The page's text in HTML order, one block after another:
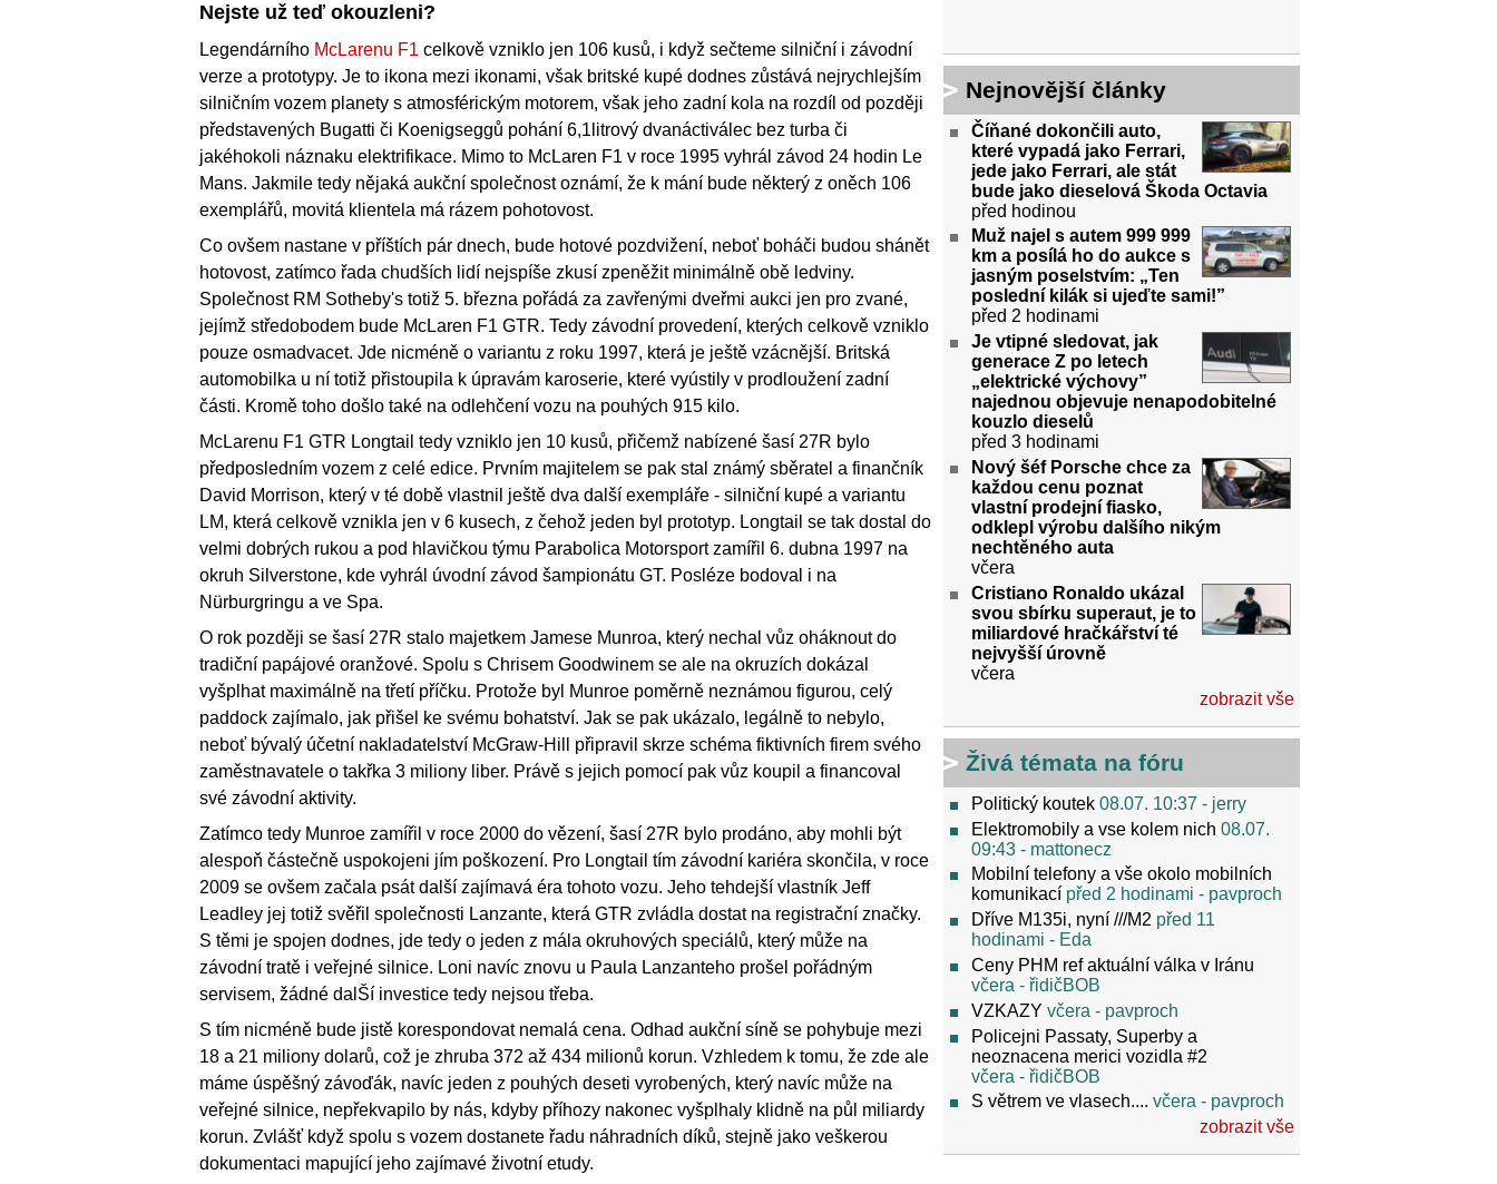
Nejste už teď okouzleni?
Legendárního McLarenu F1 celkově vzniklo jen 106 kusů, i když sečteme silniční i závodní
verze a prototypy. Je to ikona mezi ikonami, však britské kupé dodnes zůstává nejrychlejším
silničním vozem planety s atmosférickým motorem, však jeho zadní kola na rozdíl od později
představených Bugatti či Koenigseggů pohání 6,1litrový dvanáctiválec bez turba či
jakéhokoli náznaku elektrifikace. Mimo to McLaren F1 v roce 1995 vyhrál závod 24 hodin Le
Mans. Jakmile tedy nějaká aukční společnost oznámí, že k mání bude některý z oněch 106
exemplářů, movitá klientela má rázem pohotovost.
Co ovšem nastane v příštích pár dnech, bude hotové pozdvižení, neboť boháči budou shánět
hotovost, zatímco řada chudších lidí nejspíše zkusí zpeněžit minimálně obě ledviny.
Společnost RM Sotheby's totiž 5. března pořádá za zavřenými dveřmi aukci jen pro zvané,
jejímž středobodem bude McLaren F1 GTR. Tedy závodní provedení, kterých celkově vzniklo
pouze osmadvacet. Jde nicméně o variantu z roku 1997, která je ještě vzácnější. Britská
automobilka u ní totiž přistoupila k úpravám karoserie, které vyústily v prodloužení zadní
části. Kromě toho došlo také na odlehčení vozu na pouhých 915 kilo.
McLarenu F1 GTR Longtail tedy vzniklo jen 10 kusů, přičemž nabízené šasí 27R bylo
předposledním vozem z celé edice. Prvním majitelem se pak stal známý sběratel a finančník
David Morrison, který v té době vlastnil ještě dva další exempláře - silniční kupé a variantu
LM, která celkově vznikla jen v 6 kusech, z čehož jeden byl prototyp. Longtail se tak dostal do
velmi dobrých rukou a pod hlavičkou týmu Parabolica Motorsport zamířil 6. dubna 1997 na
okruh Silverstone, kde vyhrál úvodní závod šampionátu GT. Posléze bodoval i na
Nürburgringu a ve Spa.
O rok později se šasí 27R stalo majetkem Jamese Munroa, který nechal vůz oháknout do
tradiční papájové oranžové. Spolu s Chrisem Goodwinem se ale na okruzích dokázal
vyšplhat maximálně na třetí příčku. Protože byl Munroe poměrně neznámou figurou, celý
paddock zajímalo, jak přišel ke svému bohatství. Jak se pak ukázalo, legálně to nebylo,
neboť bývalý účetní nakladatelství McGraw-Hill připravil skrze schéma fiktivních firem svého
zaměstnavatele o takřka 3 miliony liber. Právě s jejich pomocí pak vůz koupil a financoval
své závodní aktivity.
Zatímco tedy Munroe zamířil v roce 2000 do vězení, šasí 27R bylo prodáno, aby mohli být
alespoň částečně uspokojeni jím poškození. Pro Longtail tím závodní kariéra skončila, v roce
2009 se ovšem začala psát další zajímavá éra tohoto vozu. Jeho tehdejší vlastník Jeff
Leadley jej totiž svěřil společnosti Lanzante, která GTR zvládla dostat na registrační značky.
S těmi je spojen dodnes, jde tedy o jeden z mála okruhových speciálů, který může na
závodní tratě i veřejné silnice. Loni navíc znovu u Paula Lanzanteho prošel pořádným
servisem, žádné dalŠí investice tedy nejsou třeba.
S tím nicméně bude jistě korespondovat nemalá cena. Odhad aukční síně se pohybuje mezi
18 a 21 miliony dolarů, což je zhruba 372 až 434 milionů korun. Vzhledem k tomu, že zde ale
máme úspěšný závoďák, navíc jeden z pouhých deseti vyrobených, který navíc může na
veřejné silnice, nepřekvapilo by nás, kdyby příhozy nakonec vyšplhaly klidně na půl miliardy
korun. Zvlášť když spolu s vozem dostanete řadu náhradních díků, stejně jako veškerou
dokumentaci mapující jeho zajímavé životní etudy.
Nejnovější články
Číňané dokončili auto,
které vypadá jako Ferrari,
jede jako Ferrari, ale stát
bude jako dieselová Škoda Octavia
před hodinou
Muž najel s autem 999 999
km a posílá ho do aukce s
jasným poselstvím: „Ten
poslední kilák si ujeďte sami!”
před 2 hodinami
Je vtipné sledovat, jak
generace Z po letech
„elektrické výchovy”
najednou objevuje nenapodobitelné
kouzlo dieselů
před 3 hodinami
Nový šéf Porsche chce za
každou cenu poznat
vlastní prodejní fiasko,
odklepl výrobu dalšího nikým
nechtěného auta
včera
Cristiano Ronaldo ukázal
svou sbírku superaut, je to
miliardové hračkářství té
nejvyšší úrovně
včera
zobrazit vše
Živá témata na fóru
Politický koutek 08.07. 10:37 - jerry
Elektromobily a vse kolem nich 08.07.
09:43 - mattonecz
Mobilní telefony a vše okolo mobilních
komunikací před 2 hodinami - pavproch
Dříve M135i, nyní ///M2 před 11
hodinami - Eda
Ceny PHM ref aktuální válka v Iránu
včera - řidičBOB
VZKAZY včera - pavproch
Policejni Passaty, Superby a
neoznacena merici vozidla #2
včera - řidičBOB
S větrem ve vlasech.... včera - pavproch
zobrazit vše